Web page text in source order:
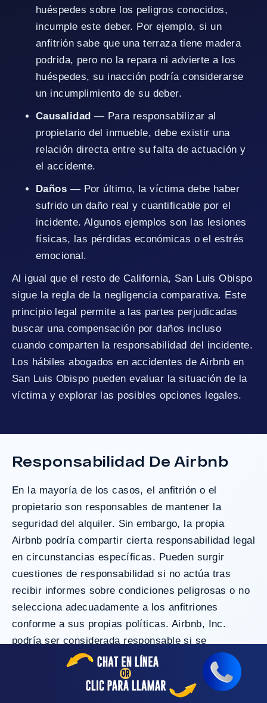
huéspedes sobre los peligros conocidos,
incumple este deber. Por ejemplo, si un
anfitrión sabe que una terraza tiene madera
podrida, pero no la repara ni advierte a los
huéspedes, su inacción podría considerarse
un incumplimiento de su deber.
Causalidad — Para responsabilizar al
propietario del inmueble, debe existir una
relación directa entre su falta de actuación y
el accidente.
Daños — Por último, la víctima debe haber
sufrido un daño real y cuantificable por el
incidente. Algunos ejemplos son las lesiones
físicas, las pérdidas económicas o el estrés
emocional.
Al igual que el resto de California, San Luis Obispo
sigue la regla de la negligencia comparativa. Este
principio legal permite a las partes perjudicadas
buscar una compensación por daños incluso
cuando comparten la responsabilidad del incidente.
Los hábiles abogados en accidentes de Airbnb en
San Luis Obispo pueden evaluar la situación de la
víctima y explorar las posibles opciones legales.
Responsabilidad De Airbnb
En la mayoría de los casos, el anfitrión o el
propietario son responsables de mantener la
seguridad del alquiler. Sin embargo, la propia
Airbnb podría compartir cierta responsabilidad legal
en circunstancias específicas. Pueden surgir
cuestiones de responsabilidad si no actúa tras
recibir informes sobre condiciones peligrosas o no
selecciona adecuadamente a los anfitriones
conforme a sus propias políticas. Airbnb, Inc.
podría ser considerada responsable si se
demuestra que: